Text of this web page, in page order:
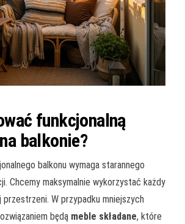
funkcjonalną
balkonie?
balkonu wymaga starannego
Chcemy maksymalnie wykorzystać każdy
W przypadku mniejszych
będą meble składane, które